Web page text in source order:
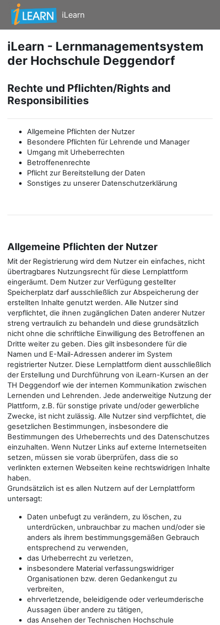
Zum Hauptinhalt
iLearn
iLearn - Lernmanagementsystem
der Hochschule Deggendorf
Rechte und Pflichten/Rights and
Responsibilities
Allgemeine Pflichten der Nutzer
Besondere Pflichten für Lehrende und Manager
Umgang mit Urheberrechten
Betroffenenrechte
Pflicht zur Bereitstellung der Daten
Sonstiges zu unserer Datenschutzerklärung
Allgemeine Pflichten der Nutzer
Mit der Registrierung wird dem Nutzer ein einfaches, nicht
übertragbares Nutzungsrecht für diese Lernplattform
eingeräumt. Dem Nutzer zur Verfügung gestellter
Speicherplatz darf ausschließlich zur Abspeicherung der
erstellten Inhalte genutzt werden. Alle Nutzer sind
verpflichtet, die ihnen zugänglichen Daten anderer Nutzer
streng vertraulich zu behandeln und diese grundsätzlich
nicht ohne die schriftliche Einwilligung des Betroffenen an
Dritte weiter zu geben. Dies gilt insbesondere für die
Namen und E-Mail-Adressen anderer im System
registrierter Nutzer. Diese Lernplattform dient ausschließlich
der Erstellung und Durchführung von iLearn-Kursen an der
TH Deggendorf wie der internen Kommunikation zwischen
Lernenden und Lehrenden. Jede anderweitige Nutzung der
Plattform, z.B. für sonstige private und/oder gewerbliche
Zwecke, ist nicht zulässig. Alle Nutzer sind verpflichtet, die
gesetzlichen Bestimmungen, insbesondere die
Bestimmungen des Urheberrechts und des Datenschutzes
einzuhalten. Wenn Nutzer Links auf externe Internetseiten
setzen, müssen sie vorab überprüfen, dass die so
verlinkten externen Webseiten keine rechtswidrigen Inhalte
haben.
Grundsätzlich ist es allen Nutzern auf der Lernplattform
untersagt:
Daten unbefugt zu verändern, zu löschen, zu
unterdrücken, unbrauchbar zu machen und/oder sie
anders als ihrem bestimmungsgemäßen Gebrauch
entsprechend zu verwenden,
das Urheberrecht zu verletzen,
insbesondere Material verfassungswidriger
Organisationen bzw. deren Gedankengut zu
verbreiten,
ehrverletzende, beleidigende oder verleumderische
Aussagen über andere zu tätigen,
das Ansehen der Technischen Hochschule